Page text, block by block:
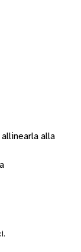
alla